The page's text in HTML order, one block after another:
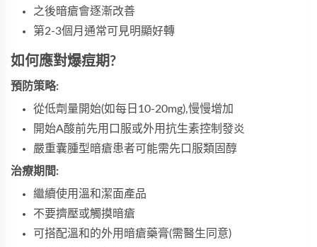
之後暗瘡會逐漸改善
第2-3個月通常可見明顯好轉
如何應對爆痘期?
預防策略:
從低劑量開始(如每日10-20mg),慢慢增加
開始A酸前先用口服或外用抗生素控制發炎
嚴重囊腫型暗瘡患者可能需先口服類固醇
治療期間:
繼續使用溫和潔面產品
不要擠壓或觸摸暗瘡
可搭配溫和的外用暗瘡藥膏(需醫生同意)